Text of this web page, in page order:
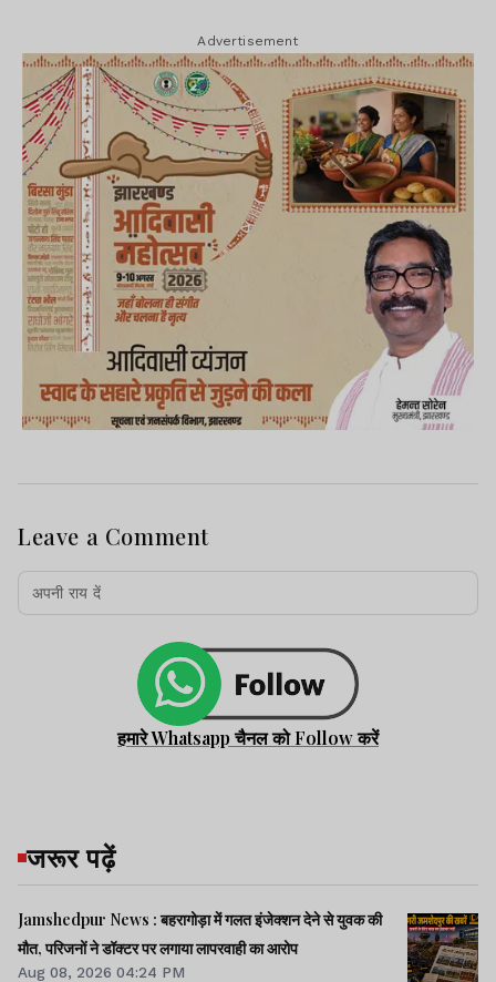
Advertisement
Leave a Comment
हमारे Whatsapp चैनल को Follow करें
जरूर पढ़ें
Jamshedpur News : बहरागोड़ा में गलत इंजेक्शन देने से युवक की
मौत, परिजनों ने डॉक्टर पर लगाया लापरवाही का आरोप
Aug 08, 2026 04:24 PM